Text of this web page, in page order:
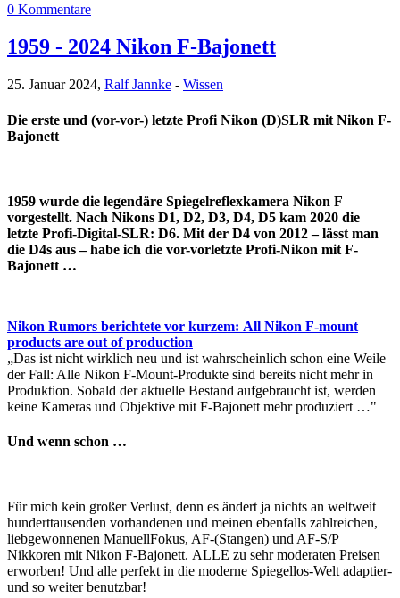
0 Kommentare
1959 - 2024 Nikon F-Bajonett
25. Januar 2024, Ralf Jannke - Wissen
Die erste und (vor-vor-) letzte Profi Nikon (D)SLR mit Nikon F-
Bajonett
1959 wurde die legendäre Spiegelreflexkamera Nikon F
vorgestellt. Nach Nikons D1, D2, D3, D4, D5 kam 2020 die
letzte Profi-Digital-SLR: D6. Mit der D4 von 2012 – lässt man
die D4s aus – habe ich die vor-vorletzte Profi-Nikon mit F-
Bajonett …
Nikon Rumors berichtete vor kurzem: All Nikon F-mount
products are out of production
„Das ist nicht wirklich neu und ist wahrscheinlich schon eine Weile
der Fall: Alle Nikon F-Mount-Produkte sind bereits nicht mehr in
Produktion. Sobald der aktuelle Bestand aufgebraucht ist, werden
keine Kameras und Objektive mit F-Bajonett mehr produziert …"
Und wenn schon …
Für mich kein großer Verlust, denn es ändert ja nichts an weltweit
hunderttausenden vorhandenen und meinen ebenfalls zahlreichen,
liebgewonnenen ManuellFokus, AF-(Stangen) und AF-S/P
Nikkoren mit Nikon F-Bajonett. ALLE zu sehr moderaten Preisen
erworben! Und alle perfekt in die moderne Spiegellos-Welt adaptier-
und so weiter benutzbar!